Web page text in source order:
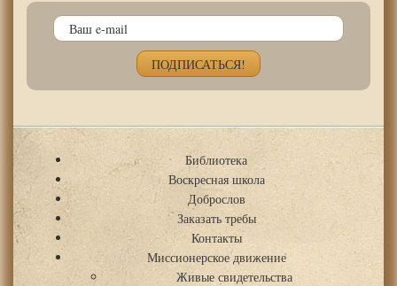
Библиотека
Воскресная школа
Доброслов
Заказать требы
Контакты
Миссионерское движение
Живые свидетельства